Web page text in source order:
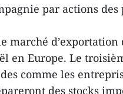
par actions
marché d’exportation
en Europe. Le
comme les
des stocks